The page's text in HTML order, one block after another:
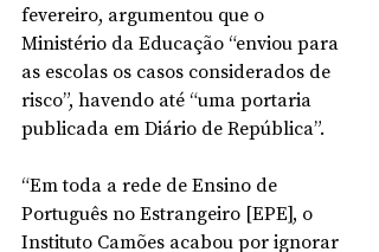
fevereiro, argumentou que o
Ministério da Educação “enviou para
as escolas os casos considerados de
risco”, havendo até “uma portaria
publicada em Diário de República”.
“Em toda a rede de Ensino de
Português no Estrangeiro [EPE], o
Instituto Camões acabou por ignorar